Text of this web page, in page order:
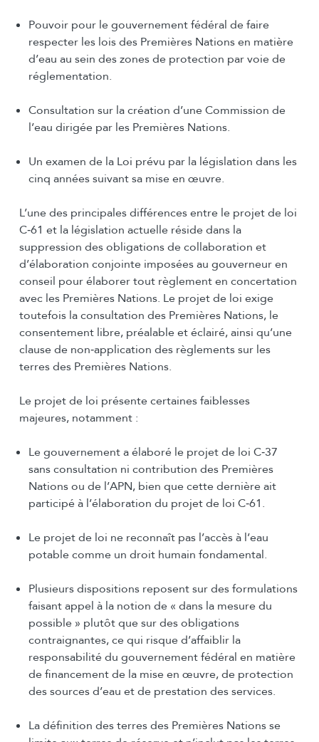
Pouvoir pour le gouvernement fédéral de faire
respecter les lois des Premières Nations en matière
d’eau au sein des zones de protection par voie de
réglementation.
Consultation sur la création d’une Commission de
l’eau dirigée par les Premières Nations.
Un examen de la Loi prévu par la législation dans les
cinq années suivant sa mise en œuvre.
L’une des principales différences entre le projet de loi
C‑61 et la législation actuelle réside dans la
suppression des obligations de collaboration et
d’élaboration conjointe imposées au gouverneur en
conseil pour élaborer tout règlement en concertation
avec les Premières Nations. Le projet de loi exige
toutefois la consultation des Premières Nations, le
consentement libre, préalable et éclairé, ainsi qu’une
clause de non‑application des règlements sur les
terres des Premières Nations.
Le projet de loi présente certaines faiblesses
majeures, notamment :
Le gouvernement a élaboré le projet de loi C‑37
sans consultation ni contribution des Premières
Nations ou de l’APN, bien que cette dernière ait
participé à l’élaboration du projet de loi C‑61.
Le projet de loi ne reconnaît pas l’accès à l’eau
potable comme un droit humain fondamental.
Plusieurs dispositions reposent sur des formulations
faisant appel à la notion de « dans la mesure du
possible » plutôt que sur des obligations
contraignantes, ce qui risque d’affaiblir la
responsabilité du gouvernement fédéral en matière
de financement de la mise en œuvre, de protection
des sources d’eau et de prestation des services.
La définition des terres des Premières Nations se